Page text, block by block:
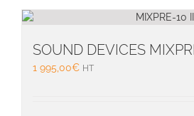
SOUND DEVICES
1 995,00€ HT